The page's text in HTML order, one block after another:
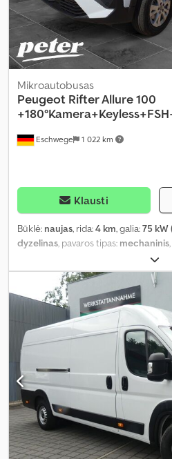
Eschwege 1 022 km
Mikroautobusas
Peugeot Rifter Allure 100
Klausti
Būklė: naujas, rida:4 km, galia:75 kW
dyzelinas, pavaros tipas: mechaninis
, tuščias svoris:
leistinas svoris:630 kg, krovimo
skyriaus plotis:
, krovos
klasė:Euro 6 , spalva:balta,
, Gamybos metai: 2026 ,
plotis:1 840 mm, kuras:dyzelinas,
centrinis užraktas, elektroninė
imobilaizerio sistema, kruizo
kondicionavimas, oro pagalvė,
jutikliai, stumdomos durys, suodžių
trauki kontrolė, vairo stiprintuvas,